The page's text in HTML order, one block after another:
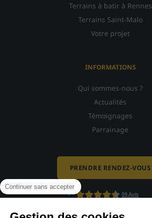
Continuer sans accepter
Terrains à batir à Rennes
Terrains Saint-Malo
Votre projet
INFORMATIONS
Qui sommes-nous ?
Actualités
Témoignages
Parrainage
PRENDRE RENDEZ-VOUS